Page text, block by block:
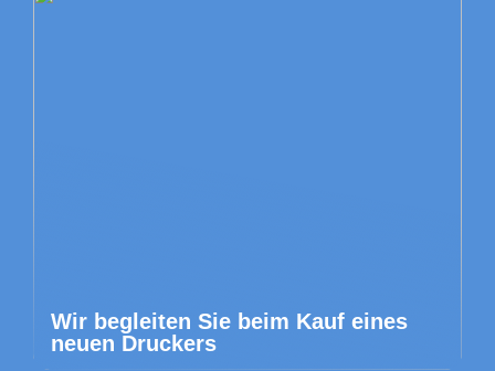
Wir begleiten Sie beim Kauf eines
neuen Druckers